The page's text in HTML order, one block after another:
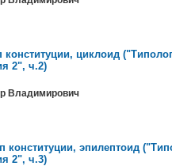
конституции, циклоид
2", ч.2)
Владимирович
конституции, эпилептоид
2", ч.3)